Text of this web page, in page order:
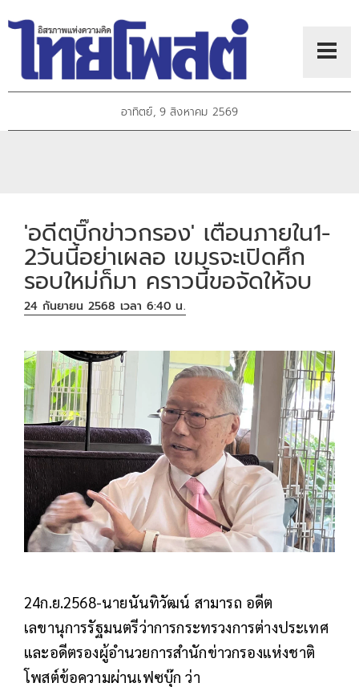
อาทิตย์, 9 สิงหาคม 2569
'อดีตบิ๊กข่าวกรอง' เตือนภายใน1-
2วันนี้อย่าเผลอ เขมรจะเปิดศึก
รอบใหม่ก็มา คราวนี้ขอจัดให้จบ
24 กันยายน 2568 เวลา 6:40 น.
24ก.ย.2568-นายนันทิวัฒน์ สามารถ อดีต
เลขานุการรัฐมนตรีว่าการกระทรวงการต่างประเทศ
และอดีตรองผู้อำนวยการสำนักข่าวกรองแห่งชาติ
โพสต์ข้อความผ่านเฟซบุ๊ก ว่า